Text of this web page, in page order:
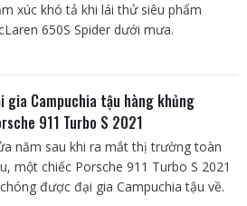
xúc khó tả khi lái thử siêu phẩm
650S Spider dưới mưa.
gia Campuchia tậu hàng khủng
911 Turbo S 2021
năm sau khi ra mắt thị trường toàn
một chiếc Porsche 911 Turbo S 2021
được đại gia Campuchia tậu về.